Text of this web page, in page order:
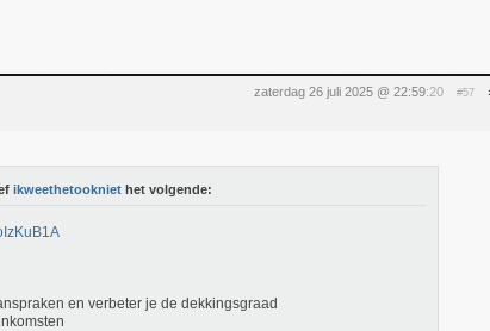
zaterdag 26 juli 2025 @ 22:59:20 #57
ikweethetookniet het volgende:
en verbeter je de dekkingsgraad